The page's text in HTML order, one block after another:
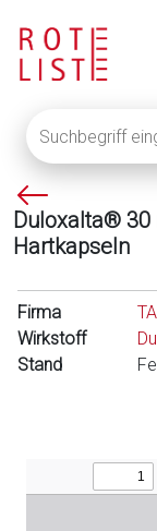
eingeben
oder
auf
die
Lupe
um
alle
P
f
e
l
l
i
n
Duloxalta®
Hartkapseln
Firma
Wirkstoff
Stand